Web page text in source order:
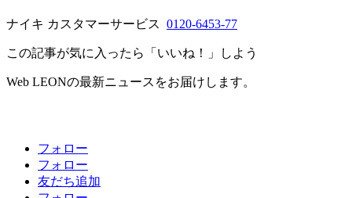
ナイキ カスタマーサービス 0120-6453-77
この記事が気に入ったら「いいね！」しよう
Web LEONの最新ニュースをお届けします。
フォロー
フォロー
友だち追加